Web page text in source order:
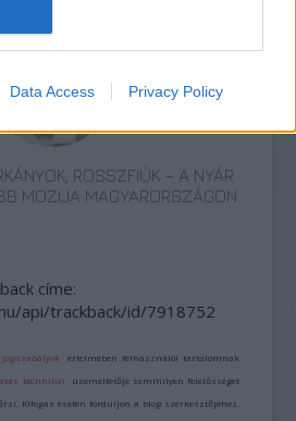
Data Access Privacy Policy
ROSSZFIÚK – A NYÁR
MOZIJA MAGYARORSZÁGON
címe:
api/trackback/id/7918752
értelmében felhasználói tartalomnak
technikai üzemeltetője semmilyen felelősséget
Kifogás esetén forduljon a blog szerkesztőjéhez.